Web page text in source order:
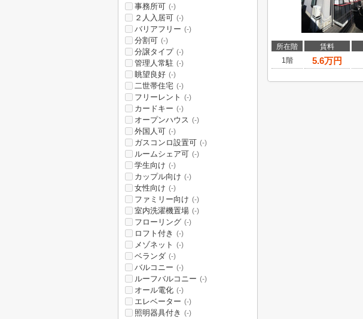
所在階 賃料
1階
5.6万円
事務所可 (-)
２人入居可 (-)
バリアフリー (-)
分割可 (-)
分譲タイプ (-)
管理人常駐 (-)
眺望良好 (-)
二世帯住宅 (-)
フリーレント (-)
カードキー (-)
オープンハウス (-)
外国人可 (-)
ガスコンロ設置可 (-)
ルームシェア可 (-)
学生向け (-)
カップル向け (-)
女性向け (-)
ファミリー向け (-)
室内洗濯機置場 (-)
フローリング (-)
ロフト付き (-)
メゾネット (-)
ベランダ (-)
バルコニー (-)
ルーフバルコニー (-)
オール電化 (-)
エレベーター (-)
照明器具付き (-)